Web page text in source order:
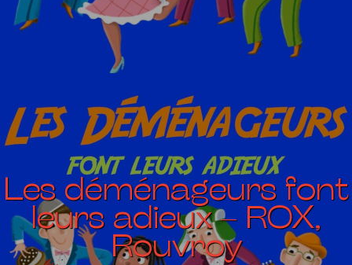
Les déménageurs font
leurs adieux – ROX,
Rouvroy